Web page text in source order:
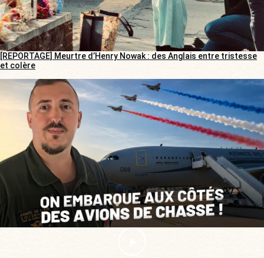
[REPORTAGE] Meurtre d’Henry Nowak : des Anglais entre tristesse
et colère